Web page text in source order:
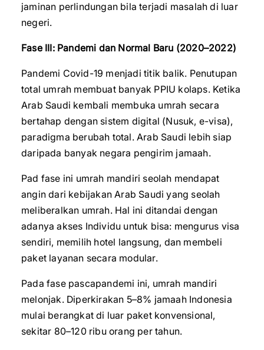
jaminan perlindungan bila terjadi masalah di luar
negeri.
Fase III: Pandemi dan Normal Baru (2020–2022)
Pandemi Covid-19 menjadi titik balik. Penutupan
total umrah membuat banyak PPIU kolaps. Ketika
Arab Saudi kembali membuka umrah secara
bertahap dengan sistem digital (Nusuk, e-visa),
paradigma berubah total. Arab Saudi lebih siap
daripada banyak negara pengirim jamaah.
Pad fase ini umrah mandiri seolah mendapat
angin dari kebijakan Arab Saudi yang seolah
meliberalkan umrah. Hal ini ditandai dengan
adanya akses Individu untuk bisa: mengurus visa
sendiri, memilih hotel langsung, dan membeli
paket layanan secara modular.
Pada fase pascapandemi ini, umrah mandiri
melonjak. Diperkirakan 5–8% jamaah Indonesia
mulai berangkat di luar paket konvensional,
sekitar 80–120 ribu orang per tahun.